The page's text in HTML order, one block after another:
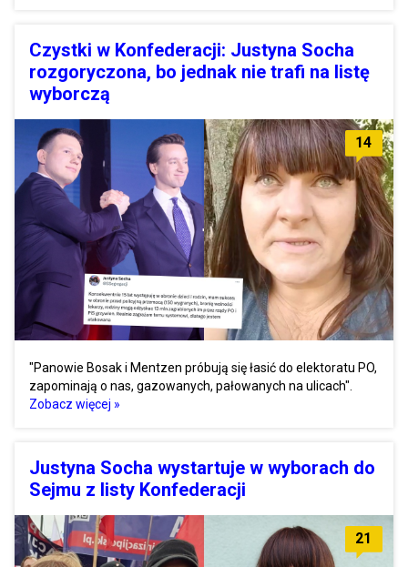
Czystki w Konfederacji: Justyna Socha
rozgoryczona, bo jednak nie trafi na listę
wyborczą
14
"Panowie Bosak i Mentzen próbują się łasić do elektoratu PO,
zapominają o nas, gazowanych, pałowanych na ulicach".
Zobacz więcej »
Justyna Socha wystartuje w wyborach do
Sejmu z listy Konfederacji
21